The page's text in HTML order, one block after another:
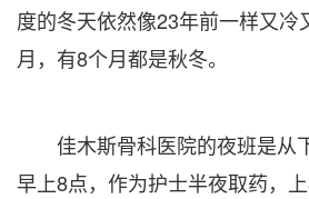
度的冬天依然像23年前一样又冷
月，有8个月都是秋冬。
佳木斯骨科医院的夜班是从
早上8点，作为护士半夜取药，